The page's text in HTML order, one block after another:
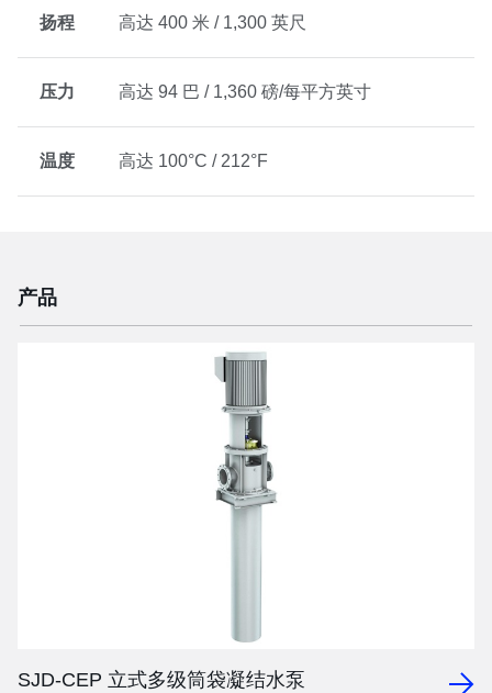
扬程 高达 400 米 / 1,300 英尺
压力 高达 94 巴 / 1,360 磅/每平方英寸
温度 高达 100°C / 212°F
产品
SJD-CEP 立式多级筒袋凝结水泵